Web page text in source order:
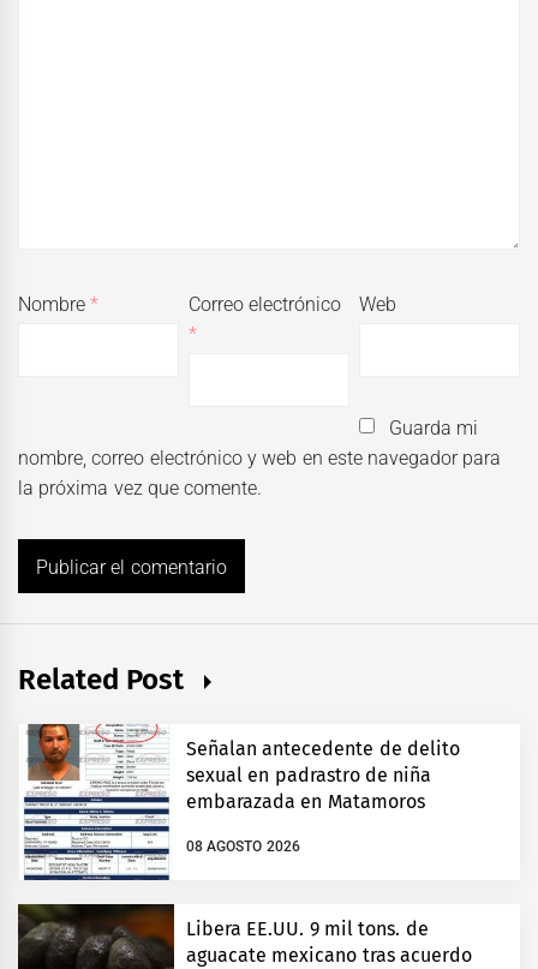
Nombre*
Correo electrónico
*
Web
Guarda mi
nombre, correo electrónico y web en este navegador para
la próxima vez que comente.
Related Post
Señalan antecedente de delito
sexual en padrastro de niña
embarazada en Matamoros
08 AGOSTO 2026
Libera EE.UU. 9 mil tons. de
aguacate mexicano tras acuerdo